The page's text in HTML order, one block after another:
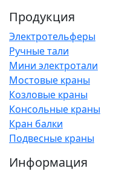
Продукция
Электротельферы
Ручные тали
Мини электротали
Мостовые краны
Козловые краны
Консольные краны
Кран балки
Подвесные краны
Информация